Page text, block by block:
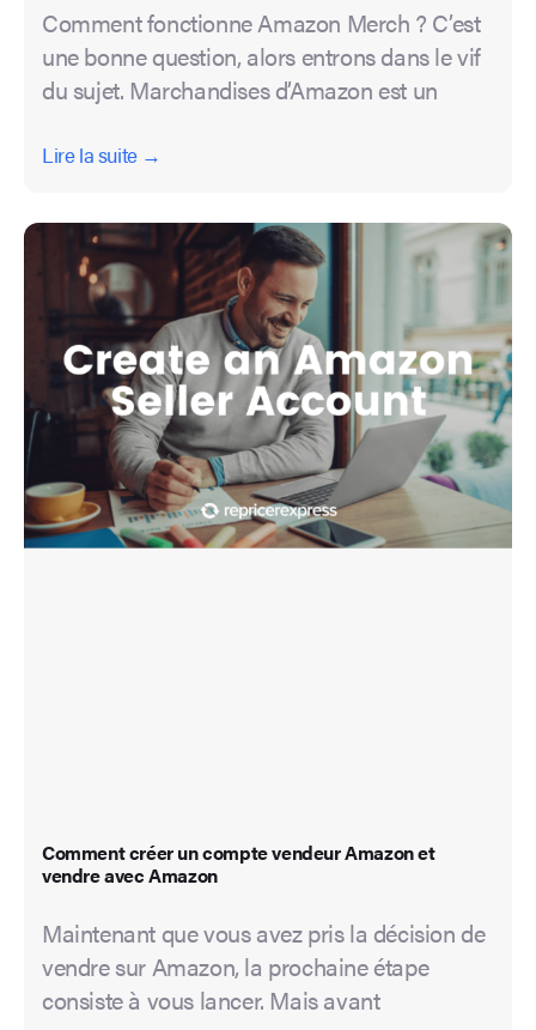
Comment fonctionne Amazon Merch ? C’est
une bonne question, alors entrons dans le vif
du sujet. Marchandises d’Amazon est un
Lire la suite →
Comment créer un compte vendeur Amazon et
vendre avec Amazon
Maintenant que vous avez pris la décision de
vendre sur Amazon, la prochaine étape
consiste à vous lancer. Mais avant